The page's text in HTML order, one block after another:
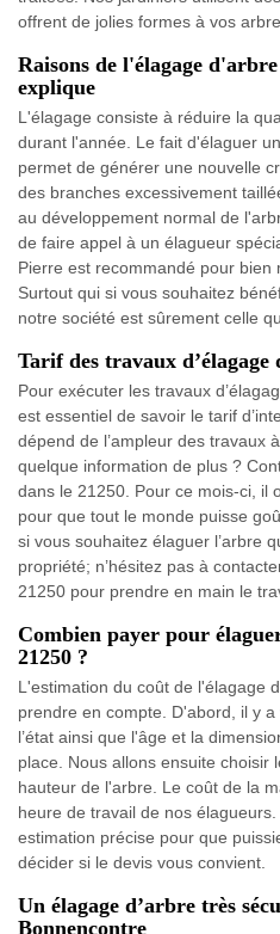
offrent de jolies formes à vos
Raisons de l'élagage
explique
L'élagage consiste à réduire la
durant l'année. Le fait d'élaguer
permet de générer une nouvelle
des branches excessivement
au développement normal de
de faire appel à un élagueur
Pierre est recommandé pour bien
Surtout qui si vous souhaitez
notre société est sûrement celle
Tarif des travaux d’élagage
Pour exécuter les travaux
est essentiel de savoir le tarif
dépend de l’ampleur des travaux
quelque information de plus ?
dans le 21250. Pour ce mois-ci, il
pour que tout le monde puisse
si vous souhaitez élaguer l’arbre
propriété; n’hésitez pas à
21250 pour prendre en main le
Combien payer pour
21250 ?
L'estimation du coût de l'élagage
prendre en compte. D'abord, il y
l’état ainsi que l'âge et la
place. Nous allons ensuite choisir
hauteur de l'arbre. Le coût de la
heure de travail de nos
estimation précise pour que
décider si le devis vous convient.
Un élagage d’arbre très
Bonnencontre